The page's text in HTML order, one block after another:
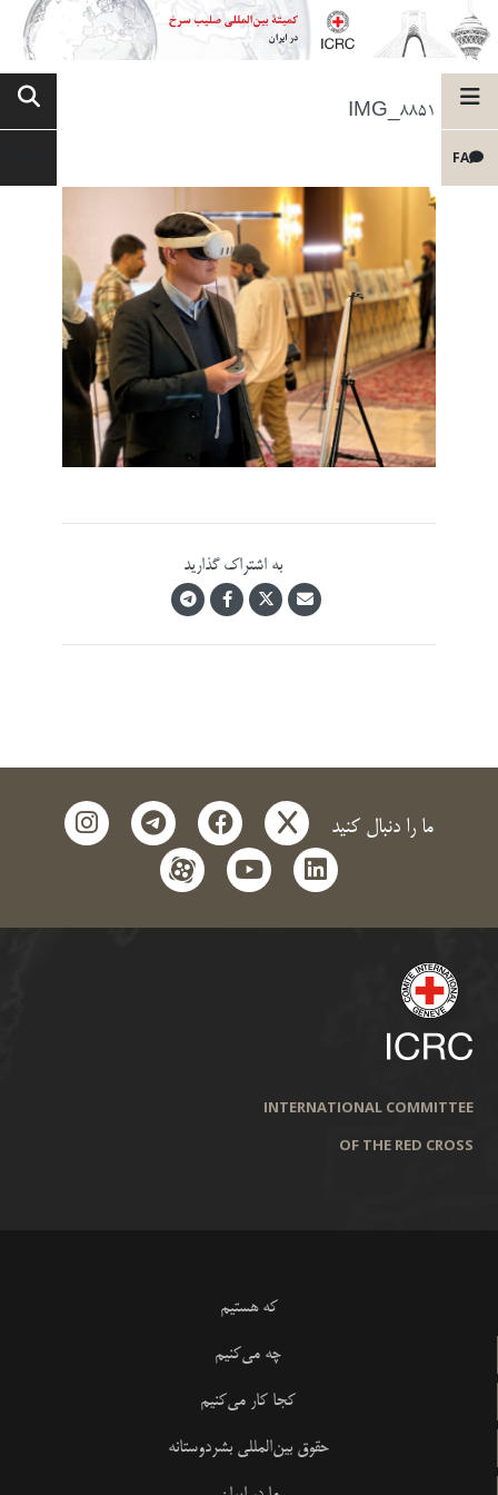
FA
IMG_8851
به اشتراک گذارید
ما را دنبال کنید x
facebook
telegram
instagram
linkedin
youtube
aparat
INTERNATIONAL COMMITTEE
OF THE RED CROSS
که هستیم
چه می‌کنیم
کجا کار می‌کنیم
حقوق بین‌المللی بشردوستانه